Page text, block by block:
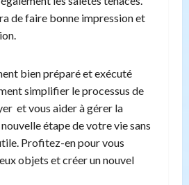
de faire bonne impression et
bien préparé et exécuté
simplifier le processus de
et vous aider à gérer la
étape de votre vie sans
Profitez-en pour vous
objets et créer un nouvel